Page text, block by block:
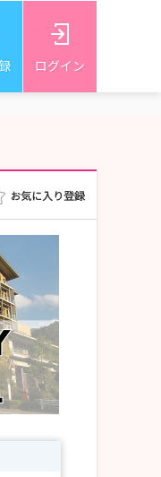
ログイン